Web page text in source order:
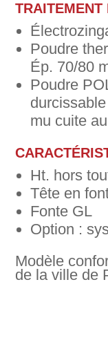
TRAITEMENT
Poudre
Ép. 70/80
Poudre
mu cuite
Ht. hors
Tête en
Fonte GL
Option :
Modèle
de la ville de